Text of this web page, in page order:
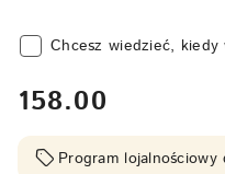
Chcesz wiedzieć,
cena:
158.00
Program